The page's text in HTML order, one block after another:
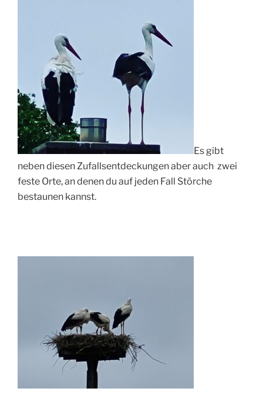
Es gibt
neben diesen Zufallsentdeckungen aber auch zwei
feste Orte, an denen du auf jeden Fall Störche
bestaunen kannst.